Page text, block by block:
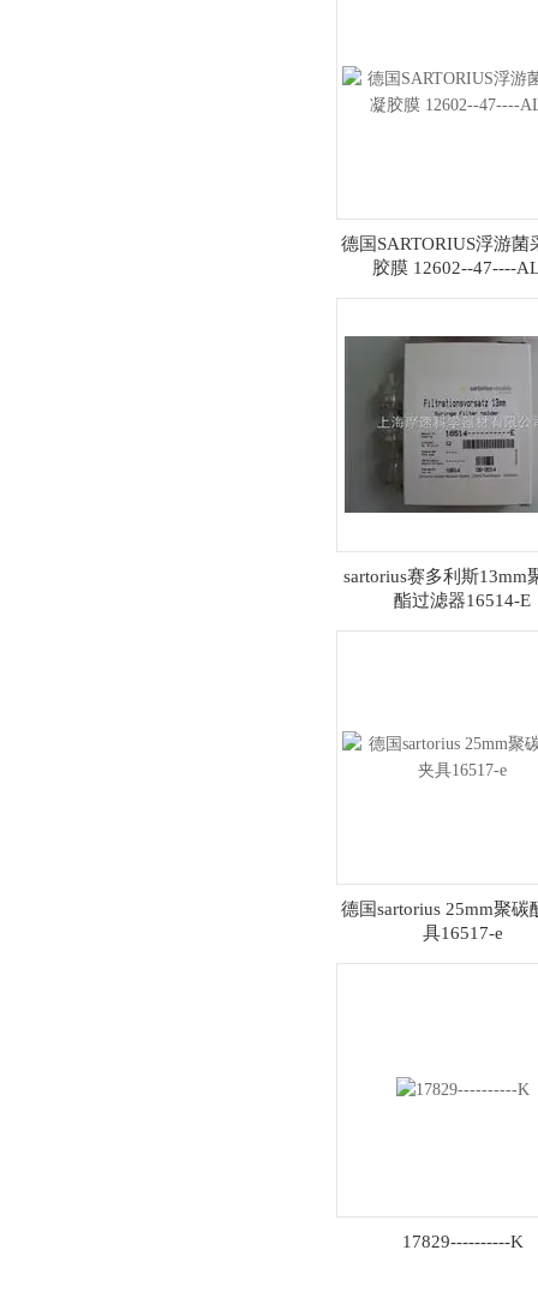
德国SARTORIUS浮游菌
胶膜 12602--47----
sartorius赛多利斯13mm
酯过滤器16514-E
德国sartorius 25mm聚碳
具16517-e
17829----------K